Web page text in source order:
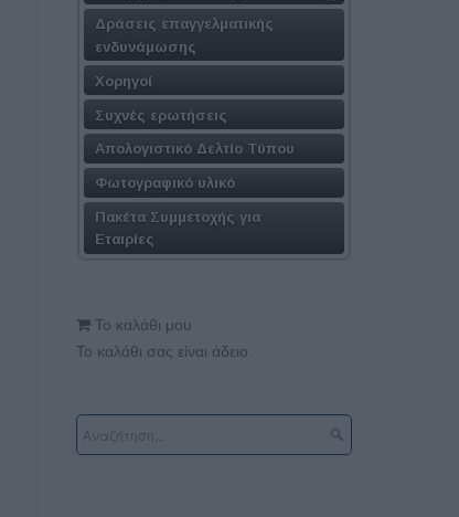
Δράσεις επαγγελματικής
ενδυνάμωσης
Χορηγοί
Συχνές ερωτήσεις
Απολογιστικό Δελτίο Τύπου
Φωτογραφικό υλικό
Πακέτα Συμμετοχής για
Εταιρίες
Το καλάθι μου
Το καλάθι σας είναι άδειο.